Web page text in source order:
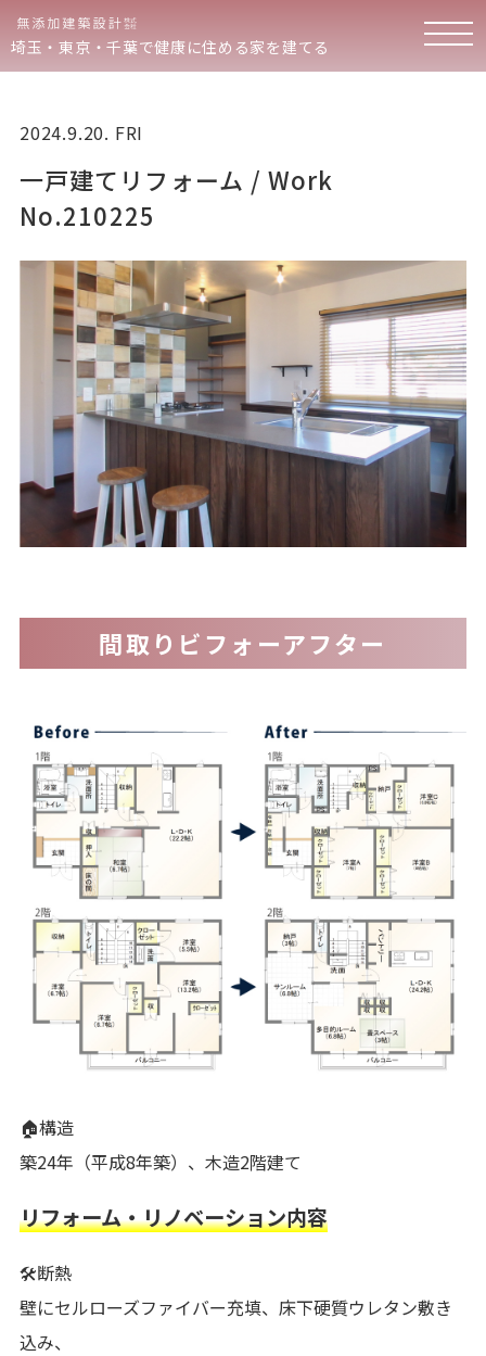
埼玉・東京・千葉で健康に住める家を建てる
2024.9.20. FRI
一戸建てリフォーム / Work
No.210225
間取りビフォーアフター
🏠構造
築24年（平成8年築）、木造2階建て
リフォーム・リノベーション内容
🛠️断熱
壁にセルローズファイバー充填、床下硬質ウレタン敷き
込み、